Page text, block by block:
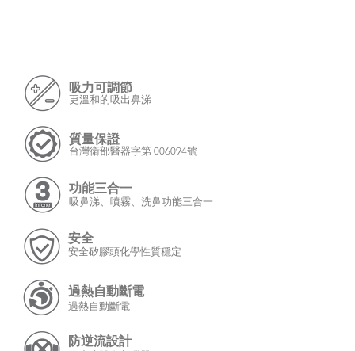
吸力可調節
更溫和的吸出鼻涕
台灣衛部醫器字第 006094號
質量保證
功能三合一
吸鼻涕、噴霧、 洗鼻功能三合一
安全
安全矽膠頭化學性質穩定
過熱自動斷電
過熱自動斷電
防逆流設計